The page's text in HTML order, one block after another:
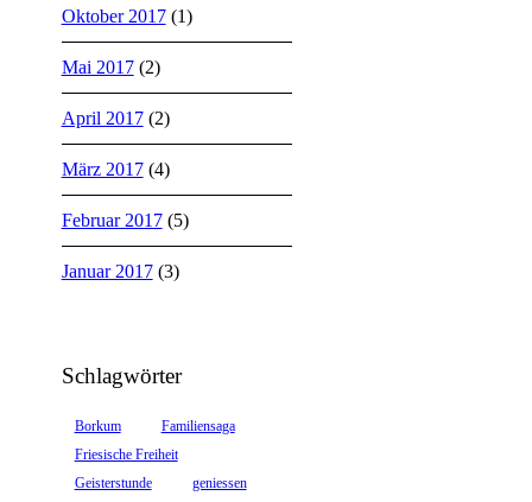
Oktober 2017(1)
Mai 2017(2)
April 2017(2)
März 2017(4)
Februar 2017(5)
Januar 2017(3)
Schlagwörter
Borkum
Familiensaga
Friesische Freiheit
Geisterstunde
geniessen